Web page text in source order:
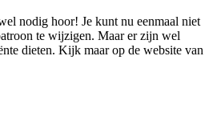
nodig hoor! Je kunt nu eenmaal niet
te wijzigen. Maar er zijn wel
dieten. Kijk maar op de website van